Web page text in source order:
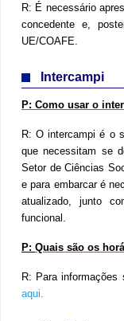
R: É necessário
concedente e,
UE/COAFE.
Intercampi
P: Como usar o
R: O intercampi é o
que necessitam se
Setor de Ciências
e para embarcar é
atualizado, junto
funcional.
P: Quais são os
R: Para informações
aqui